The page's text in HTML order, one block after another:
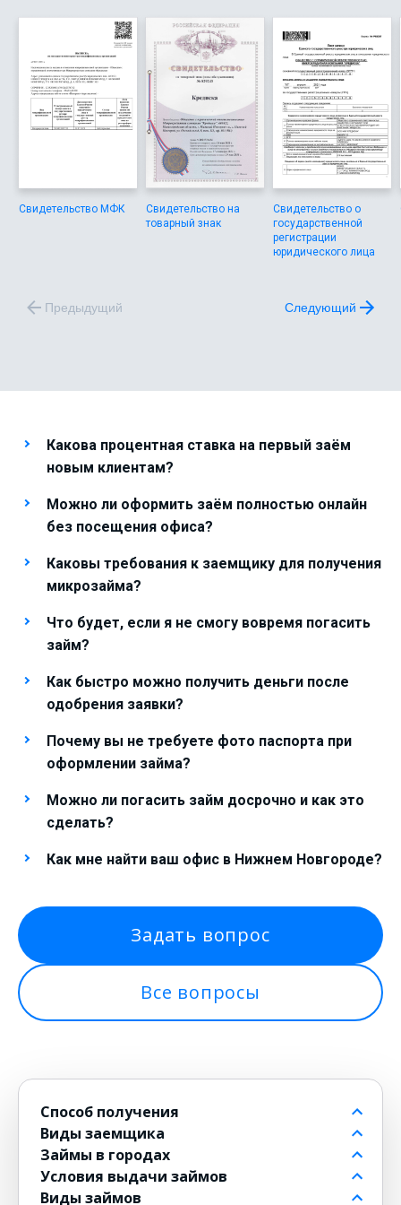
Свидетельство МФК
Свидетельство на
товарный знак
Свидетельство о
государственной
регистрации
юридического лица
Предыдущий Следующий
Какова процентная ставка на первый заём
новым клиентам?
Можно ли оформить заём полностью онлайн
без посещения офиса?
Каковы требования к заемщику для получения
микрозайма?
Что будет, если я не смогу вовремя погасить
займ?
Как быстро можно получить деньги после
одобрения заявки?
Почему вы не требуете фото паспорта при
оформлении займа?
Можно ли погасить займ досрочно и как это
сделать?
Как мне найти ваш офис в Нижнем Новгороде?
Задать вопрос
Все вопросы
Способ получения
На банковский счет
Через контакт
На карту
на Киви
Виды заемщика
Пенсионерам до 80 лет
Для должников
Безработным
Займы в городах
в Москве
в Санкт-Петербурге
Условия выдачи займов
Бесплатные
Виды займов